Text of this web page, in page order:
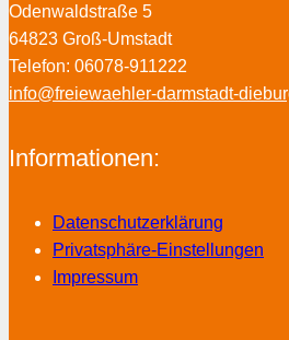
Odenwaldstraße 5
64823 Groß-Umstadt
Telefon: 06078-911222
info@freiewaehler-darmstadt-
Informationen:
Datenschutzerklärung
Privatsphäre-Einstellungen
Impressum